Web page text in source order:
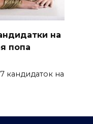
на
попа
кандидаток на